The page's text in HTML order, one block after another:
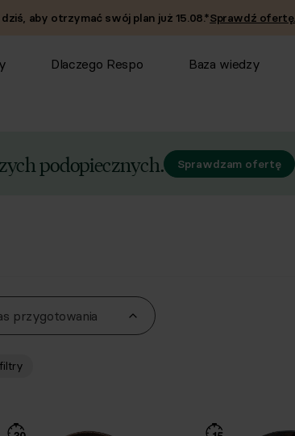
aby otrzymać swój plan już 15.08.*Sprawdź ofertę.
Dlaczego Respo Baza wiedzy
podopiecznych. Sprawdzam ofertę
przygotowania